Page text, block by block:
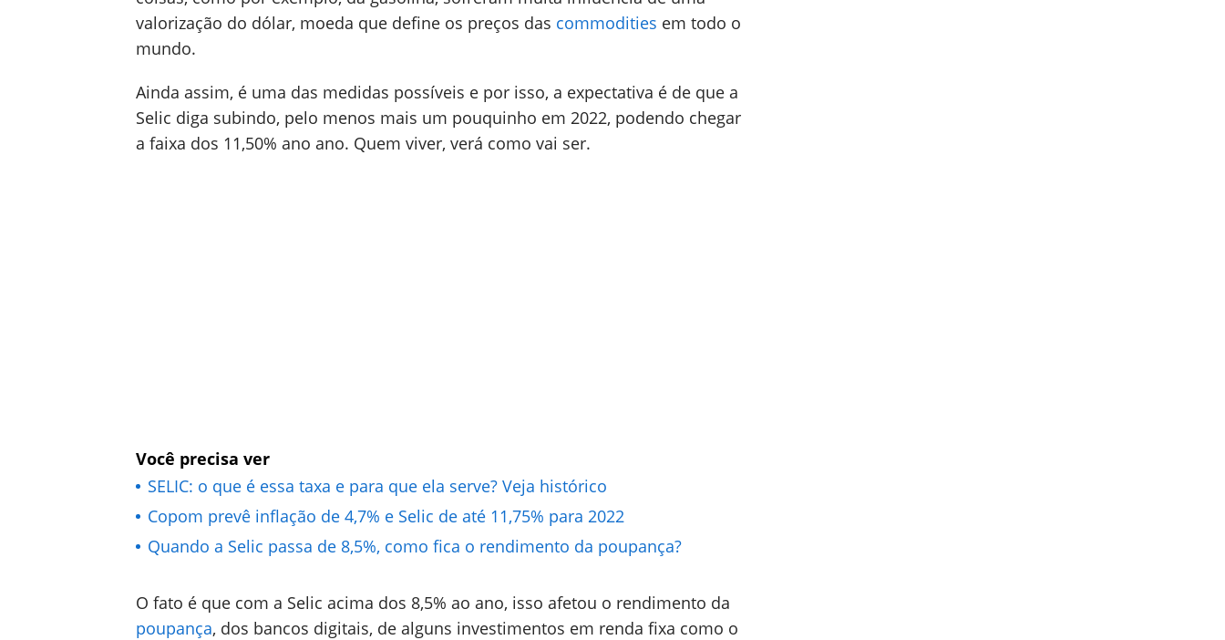
valorização do dólar, moeda que define os preços das commodities em todo o
mundo.
Ainda assim, é uma das medidas possíveis e por isso, a expectativa é de que a
Selic diga subindo, pelo menos mais um pouquinho em 2022, podendo chegar
a faixa dos 11,50% ano ano. Quem viver, verá como vai ser.
Você precisa ver
SELIC: o que é essa taxa e para que ela serve? Veja histórico
Copom prevê inflação de 4,7% e Selic de até 11,75% para 2022
Quando a Selic passa de 8,5%, como fica o rendimento da poupança?
O fato é que com a Selic acima dos 8,5% ao ano, isso afetou o rendimento da
poupança, dos bancos digitais, de alguns investimentos em renda fixa como o